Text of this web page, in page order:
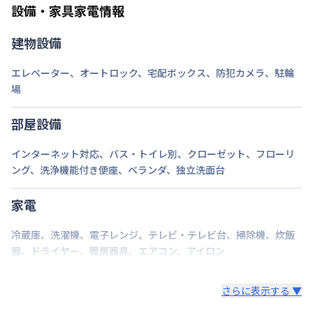
をご提供しています。
設備・家具家電情報
建物設備
エレベーター、 オートロック、 宅配ボックス、 防犯カメラ、 駐輪
場
部屋設備
インターネット対応、 バス・トイレ別、 クローゼット、 フローリ
ング、 洗浄機能付き便座、 ベランダ、 独立洗面台
家電
冷蔵庫、 洗濯機、 電子レンジ、 テレビ・テレビ台、 掃除機、 炊飯
器、 ドライヤー、 暖房器具、 エアコン、 アイロン
さらに表示する ▼